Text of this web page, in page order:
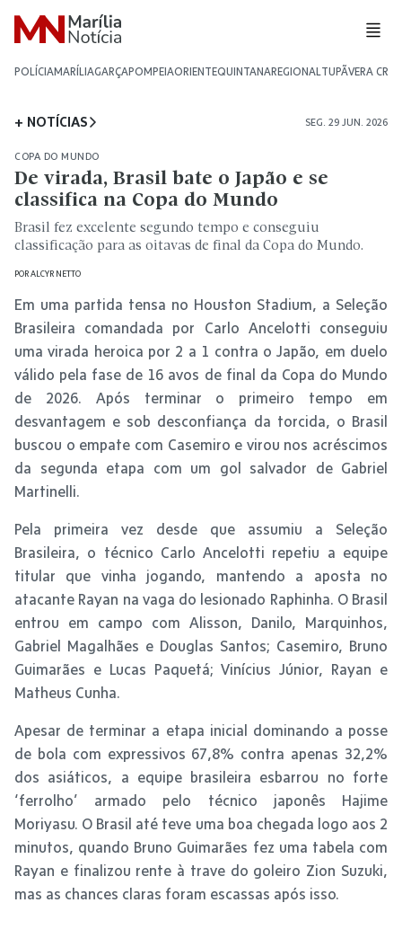
POLÍCIAMARÍLIAGARÇAPOMPEIAORIENTEQUINTANAREGIONALTUPÃVERA CRUZ
+ NOTÍCIAS SEG. 29 JUN. 2026
COPA DO MUNDO
De virada, Brasil bate o Japão e se
classifica na Copa do Mundo
Brasil fez excelente segundo tempo e conseguiu
classificação para as oitavas de final da Copa do Mundo.
PORALCYR NETTO
Em uma partida tensa no Houston Stadium, a Seleção
Brasileira comandada por Carlo Ancelotti conseguiu
uma virada heroica por 2 a 1 contra o Japão, em duelo
válido pela fase de 16 avos de final da Copa do Mundo
de 2026. Após terminar o primeiro tempo em
desvantagem e sob desconfiança da torcida, o Brasil
buscou o empate com Casemiro e virou nos acréscimos
da segunda etapa com um gol salvador de Gabriel
Martinelli.
Pela primeira vez desde que assumiu a Seleção
Brasileira, o técnico Carlo Ancelotti repetiu a equipe
titular que vinha jogando, mantendo a aposta no
atacante Rayan na vaga do lesionado Raphinha. O Brasil
entrou em campo com Alisson, Danilo, Marquinhos,
Gabriel Magalhães e Douglas Santos; Casemiro, Bruno
Guimarães e Lucas Paquetá; Vinícius Júnior, Rayan e
Matheus Cunha.
Apesar de terminar a etapa inicial dominando a posse
de bola com expressivos 67,8% contra apenas 32,2%
dos asiáticos, a equipe brasileira esbarrou no forte
‘ferrolho’ armado pelo técnico japonês Hajime
Moriyasu. O Brasil até teve uma boa chegada logo aos 2
minutos, quando Bruno Guimarães fez uma tabela com
Rayan e finalizou rente à trave do goleiro Zion Suzuki,
mas as chances claras foram escassas após isso.